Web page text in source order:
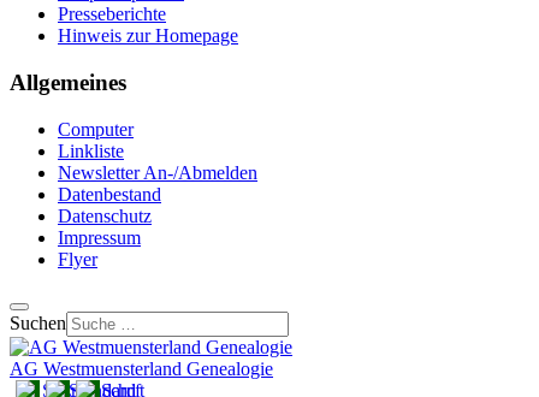
Presseberichte
Hinweis zur Homepage
Allgemeines
Computer
Linkliste
Newsletter An-/Abmelden
Datenbestand
Datenschutz
Impressum
Flyer
Suchen
AG Westmuensterland Genealogie